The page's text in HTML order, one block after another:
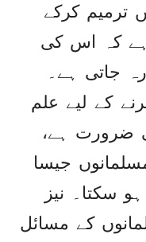
ترمیم کرکے
کہ اس کی
جاتی ہے۔
کے لیے علم
ضرورت ہے،
جیسا
سکتا۔ نیز
کے مسائل